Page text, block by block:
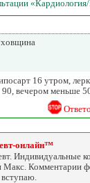
16 утром,
вечером меньше
онлайн™
Индивидуальные
Макс. Комментарии